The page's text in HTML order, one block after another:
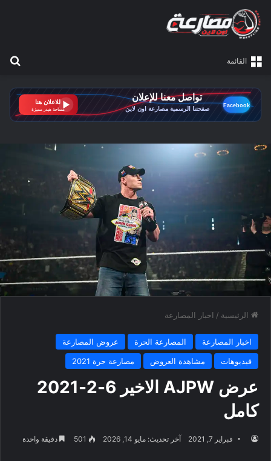
القائمة
الرئيسية / اخبار المصارعة
اخبار المصارعة المصارعة الحرة
عروض المصارعة
فيديوهات
مشاهدة العروض مصارعة حرة 2021
عرض AJPW الاخير 6-2-2021
كامل
فبراير 7, 2021 آخر تحديث: مايو 14, 2026 501 دقيقة واحدة